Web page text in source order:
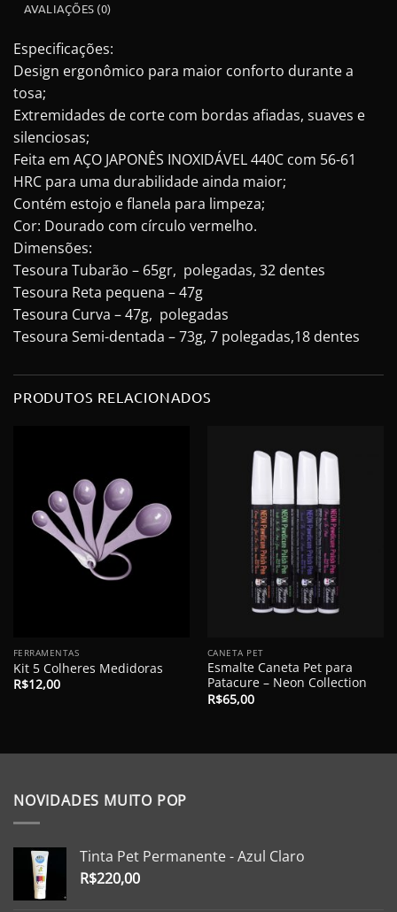
AVALIAÇÕES (0)
Especificações:
Design ergonômico para maior conforto durante a
tosa;
Extremidades de corte com bordas afiadas, suaves e
silenciosas;
Feita em AÇO JAPONÊS INOXIDÁVEL 440C com 56-61
HRC para uma durabilidade ainda maior;
Contém estojo e flanela para limpeza;
Cor: Dourado com círculo vermelho.
Dimensões:
Tesoura Tubarão – 65gr, polegadas, 32 dentes
Tesoura Reta pequena – 47g
Tesoura Curva – 47g, polegadas
Tesoura Semi-dentada – 73g, 7 polegadas,18 dentes
PRODUTOS RELACIONADOS
FERRAMENTAS
Kit 5 Colheres Medidoras
R$12,00
CANETA PET
Esmalte Caneta Pet para
Patacure – Neon Collection
R$65,00
NOVIDADES MUITO POP
Tinta Pet Permanente - Azul Claro
R$220,00